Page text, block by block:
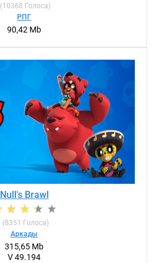
(10368 Голоса)
РПГ
90,42 Mb
Null's Brawl
(8351
Голоса)
Аркады
315,65 Mb
V 49.194